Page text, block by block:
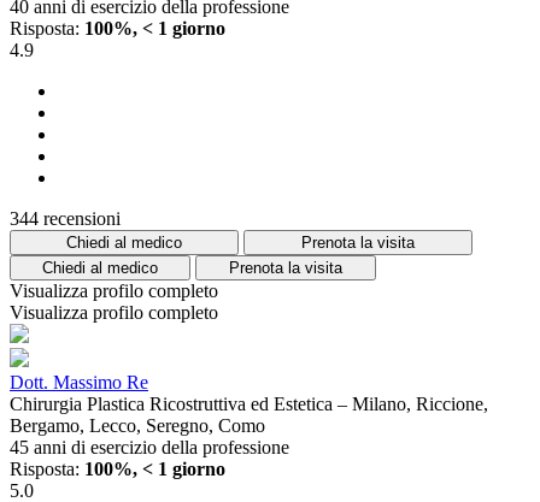
40 anni di esercizio della professione
Risposta: 100%, < 1 giorno
4.9
344 recensioni
Chiedi al medico
Prenota la visita
Chiedi al medico
Prenota la visita
Visualizza profilo completo
Visualizza profilo completo
Dott. Massimo Re
Chirurgia Plastica Ricostruttiva ed Estetica – Milano, Riccione,
Bergamo, Lecco, Seregno, Como
45 anni di esercizio della professione
Risposta: 100%, < 1 giorno
5.0